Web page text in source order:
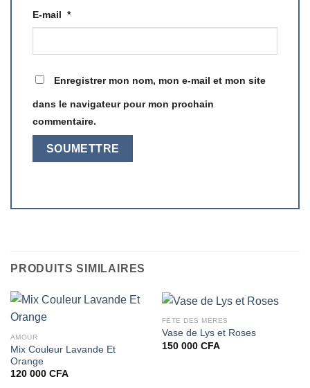
E-mail *
Enregistrer mon nom, mon e-mail et mon site
dans le navigateur pour mon prochain
commentaire.
PRODUITS SIMILAIRES
AMOUR
Mix Couleur Lavande Et
Orange
120 000 CFA
FÊTE DES MÈRES
Vase de Lys et Roses
150 000 CFA